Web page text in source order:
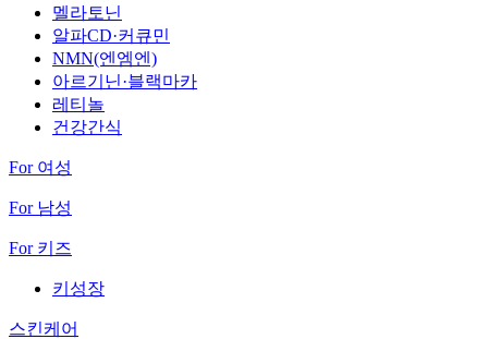
멜라토닌
알파CD·커큐민
NMN(엔엠엔)
아르기닌·블랙마카
레티놀
건강간식
For 여성
For 남성
For 키즈
키성장
스킨케어